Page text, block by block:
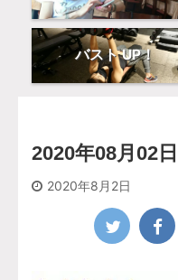
バスト UP！
2020年08月02
2020年8月2日